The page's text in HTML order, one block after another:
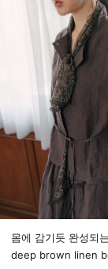
몸에 감기듯 완성되
deep brown linen